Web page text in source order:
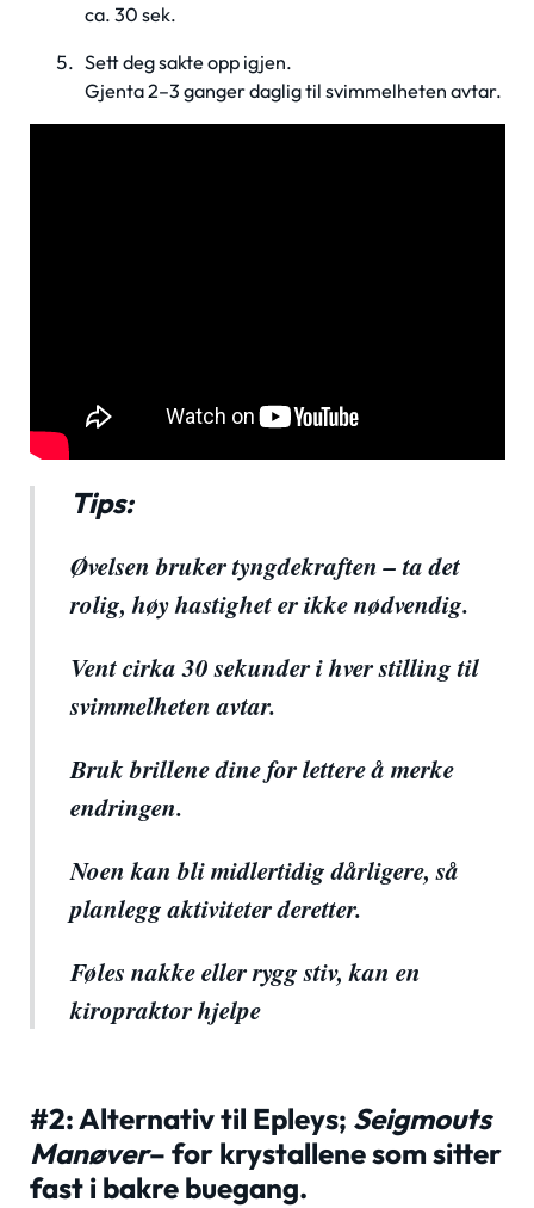
ca. 30 sek.
Sett deg sakte opp igjen.
Gjenta 2–3 ganger daglig til svimmelheten avtar.
Tips:
Øvelsen bruker tyngdekraften – ta det
rolig, høy hastighet er ikke nødvendig.
Vent cirka 30 sekunder i hver stilling til
svimmelheten avtar.
Bruk brillene dine for lettere å merke
endringen.
Noen kan bli midlertidig dårligere, så
planlegg aktiviteter deretter.
Føles nakke eller rygg stiv, kan en
kiropraktor hjelpe
#2: Alternativ til Epleys; Seigmouts
Manøver– for krystallene som sitter
fast i bakre buegang.